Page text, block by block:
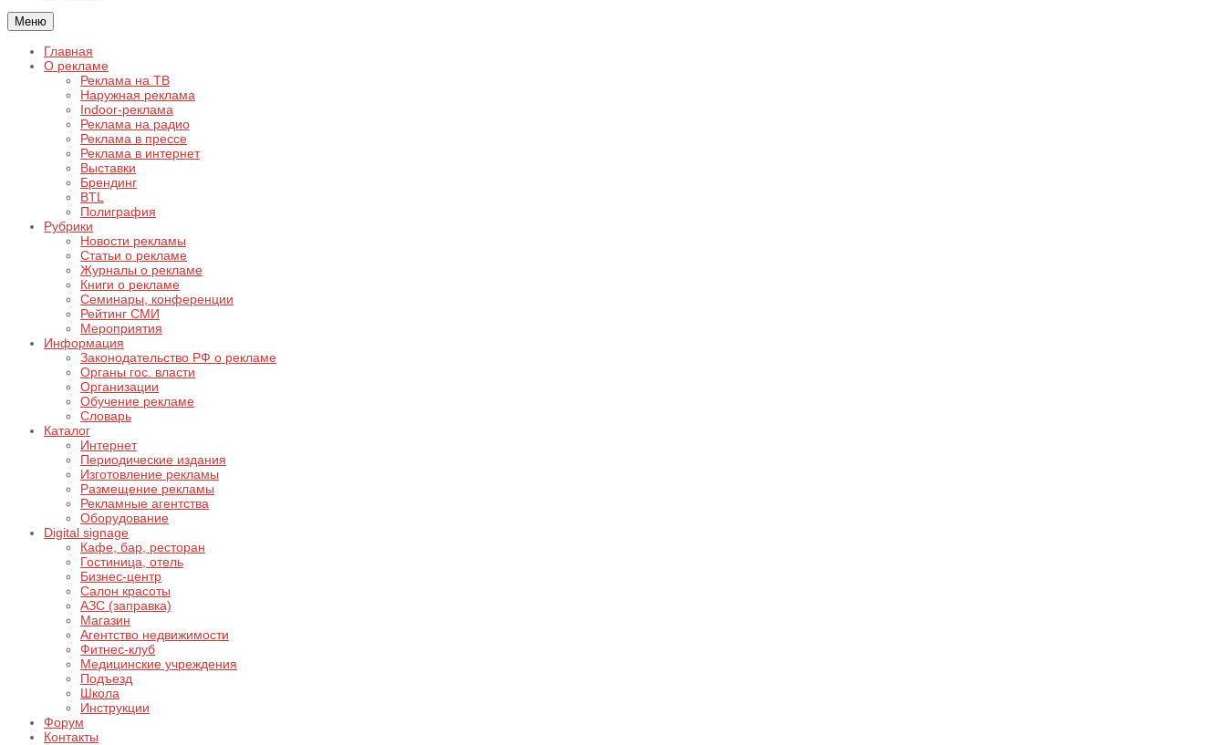
Меню
Главная
О рекламе
Реклама на ТВ
Наружная реклама
Indoor-реклама
Реклама на радио
Реклама в прессе
Реклама в интернет
Выставки
Брендинг
BTL
Полиграфия
Рубрики
Новости рекламы
Статьи о рекламе
Журналы о рекламе
Книги о рекламе
Семинары, конференции
Рейтинг СМИ
Мероприятия
Информация
Законодательство РФ о рекламе
Органы гос. власти
Организации
Обучение рекламе
Словарь
Каталог
Интернет
Периодические издания
Изготовление рекламы
Размещение рекламы
Рекламные агентства
Оборудование
Digital signage
Кафе, бар, ресторан
Гостиница, отель
Бизнес-центр
Салон красоты
АЗС (заправка)
Магазин
Агентство недвижимости
Фитнес-клуб
Медицинские учреждения
Подъезд
Школа
Инструкции
Форум
Контакты